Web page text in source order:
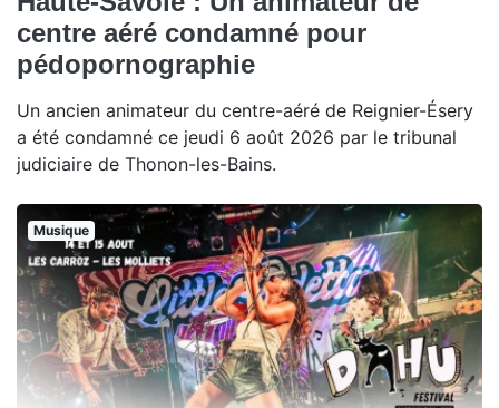
centre aéré condamné pour
pédopornographie
Un ancien animateur du centre-aéré de Reignier-Ésery
a été condamné ce jeudi 6 août 2026 par le tribunal
judiciaire de Thonon-les-Bains.
Musique